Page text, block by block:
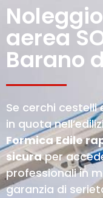
aerea
Barano
Se cerchi cestelli
in quota
Formica Edile
sicuraper
professionali in
garanzia di